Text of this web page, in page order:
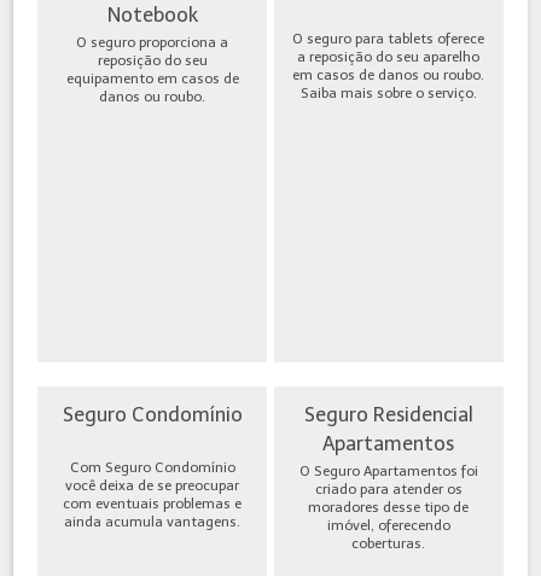
Notebook
O seguro proporciona a
reposição do seu
equipamento em casos de
danos ou roubo.
O seguro para tablets oferece
a reposição do seu aparelho
em casos de danos ou roubo.
Saiba mais sobre o serviço.
Seguro Condomínio
Com Seguro Condomínio
você deixa de se preocupar
com eventuais problemas e
ainda acumula vantagens.
Seguro Residencial
Apartamentos
O Seguro Apartamentos foi
criado para atender os
moradores desse tipo de
imóvel, oferecendo
coberturas.